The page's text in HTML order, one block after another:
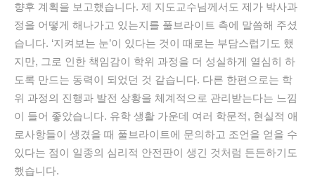
향후 계획을 보고했습니다. 제 지도교수님께서도 제가 박사과
정을 어떻게 해나가고 있는지를 풀브라이트 측에 말씀해 주셨
습니다. ‘지켜보는 눈’이 있다는 것이 때로는 부담스럽기도 했
지만, 그로 인한 책임감이 학위 과정을 더 성실하게 열심히 하
도록 만드는 동력이 되었던 것 같습니다. 다른 한편으로는 학
위 과정의 진행과 발전 상황을 체계적으로 관리받는다는 느낌
이 들어 좋았습니다. 유학 생활 가운데 여러 학문적, 현실적 애
로사항들이 생겼을 때 풀브라이트에 문의하고 조언을 얻을 수
있다는 점이 일종의 심리적 안전판이 생긴 것처럼 든든하기도
했습니다.